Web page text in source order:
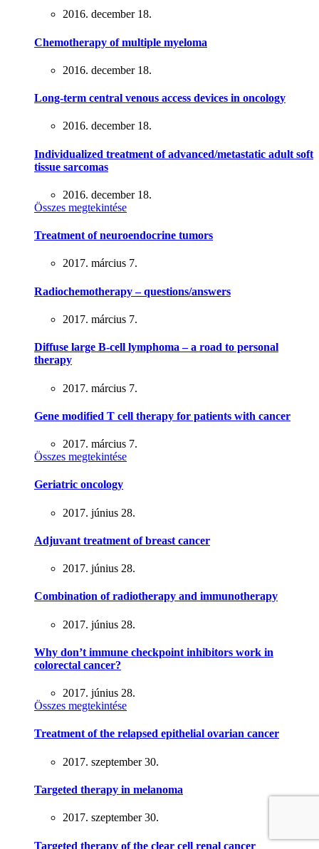
2016. december 18.
Chemotherapy of multiple myeloma
2016. december 18.
Long-term central venous access devices in oncology
2016. december 18.
Individualized treatment of advanced/metastatic adult soft
tissue sarcomas
2016. december 18.
Összes megtekintése
Treatment of neuroendocrine tumors
2017. március 7.
Radiochemotherapy – questions/answers
2017. március 7.
Diffuse large B-cell lymphoma – a road to personal
therapy
2017. március 7.
Gene modified T cell therapy for patients with cancer
2017. március 7.
Összes megtekintése
Geriatric oncology
2017. június 28.
Adjuvant treatment of breast cancer
2017. június 28.
Combination of radiotherapy and immunotherapy
2017. június 28.
Why don’t immune checkpoint inhibitors work in
colorectal cancer?
2017. június 28.
Összes megtekintése
Treatment of the relapsed epithelial ovarian cancer
2017. szeptember 30.
Targeted therapy in melanoma
2017. szeptember 30.
Targeted therapy of the clear cell renal cancer